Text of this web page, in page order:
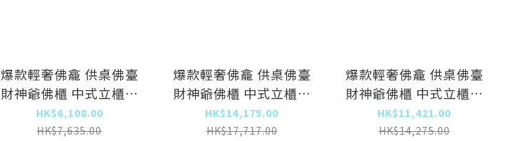
爆款輕奢佛龕 供桌佛臺
財神爺佛櫃 中式立櫃帶
門神龕【實木款】原木
色 供桌
HK$6,108.00
HK$7,635.00
爆款輕奢佛龕 供桌佛臺
財神爺佛櫃 中式立櫃帶
門神龕【實木款】原木
色119x48x188.5cm
HK$14,175.00
HK$17,717.00
爆款輕奢佛龕 供桌佛臺
財神爺佛櫃 中式立櫃帶
門神龕【實木款】原木
色88.6x48x188.5cm
HK$11,421.00
HK$14,275.00